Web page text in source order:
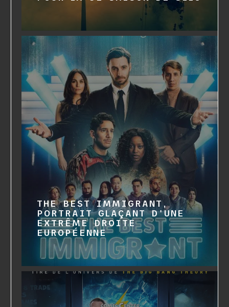
THE BEST IMMIGRANT,
PORTRAIT GLAÇANT D'UNE
EXTRÊME DROITE
EUROPÉENNE